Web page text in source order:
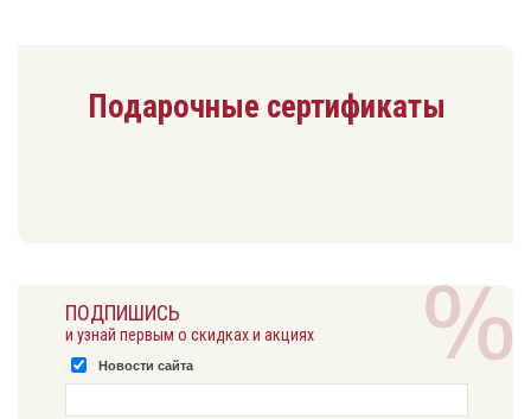
Подарочные сертификаты
ПОДПИШИСЬ
и узнай первым о скидках и акциях
Новости сайта